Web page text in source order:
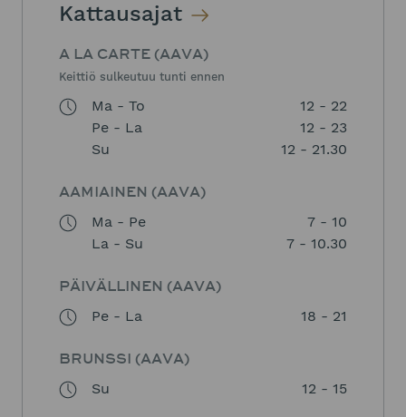
Kattausajat
A LA CARTE (AAVA)
Keittiö sulkeutuu tunti ennen
Ma - To
12 - 22
Pe - La
12 - 23
Su
12 - 21.30
AAMIAINEN (AAVA)
Ma - Pe
7 - 10
La - Su
7 - 10.30
PÄIVÄLLINEN (AAVA)
Pe - La
18 - 21
BRUNSSI (AAVA)
Su
12 - 15